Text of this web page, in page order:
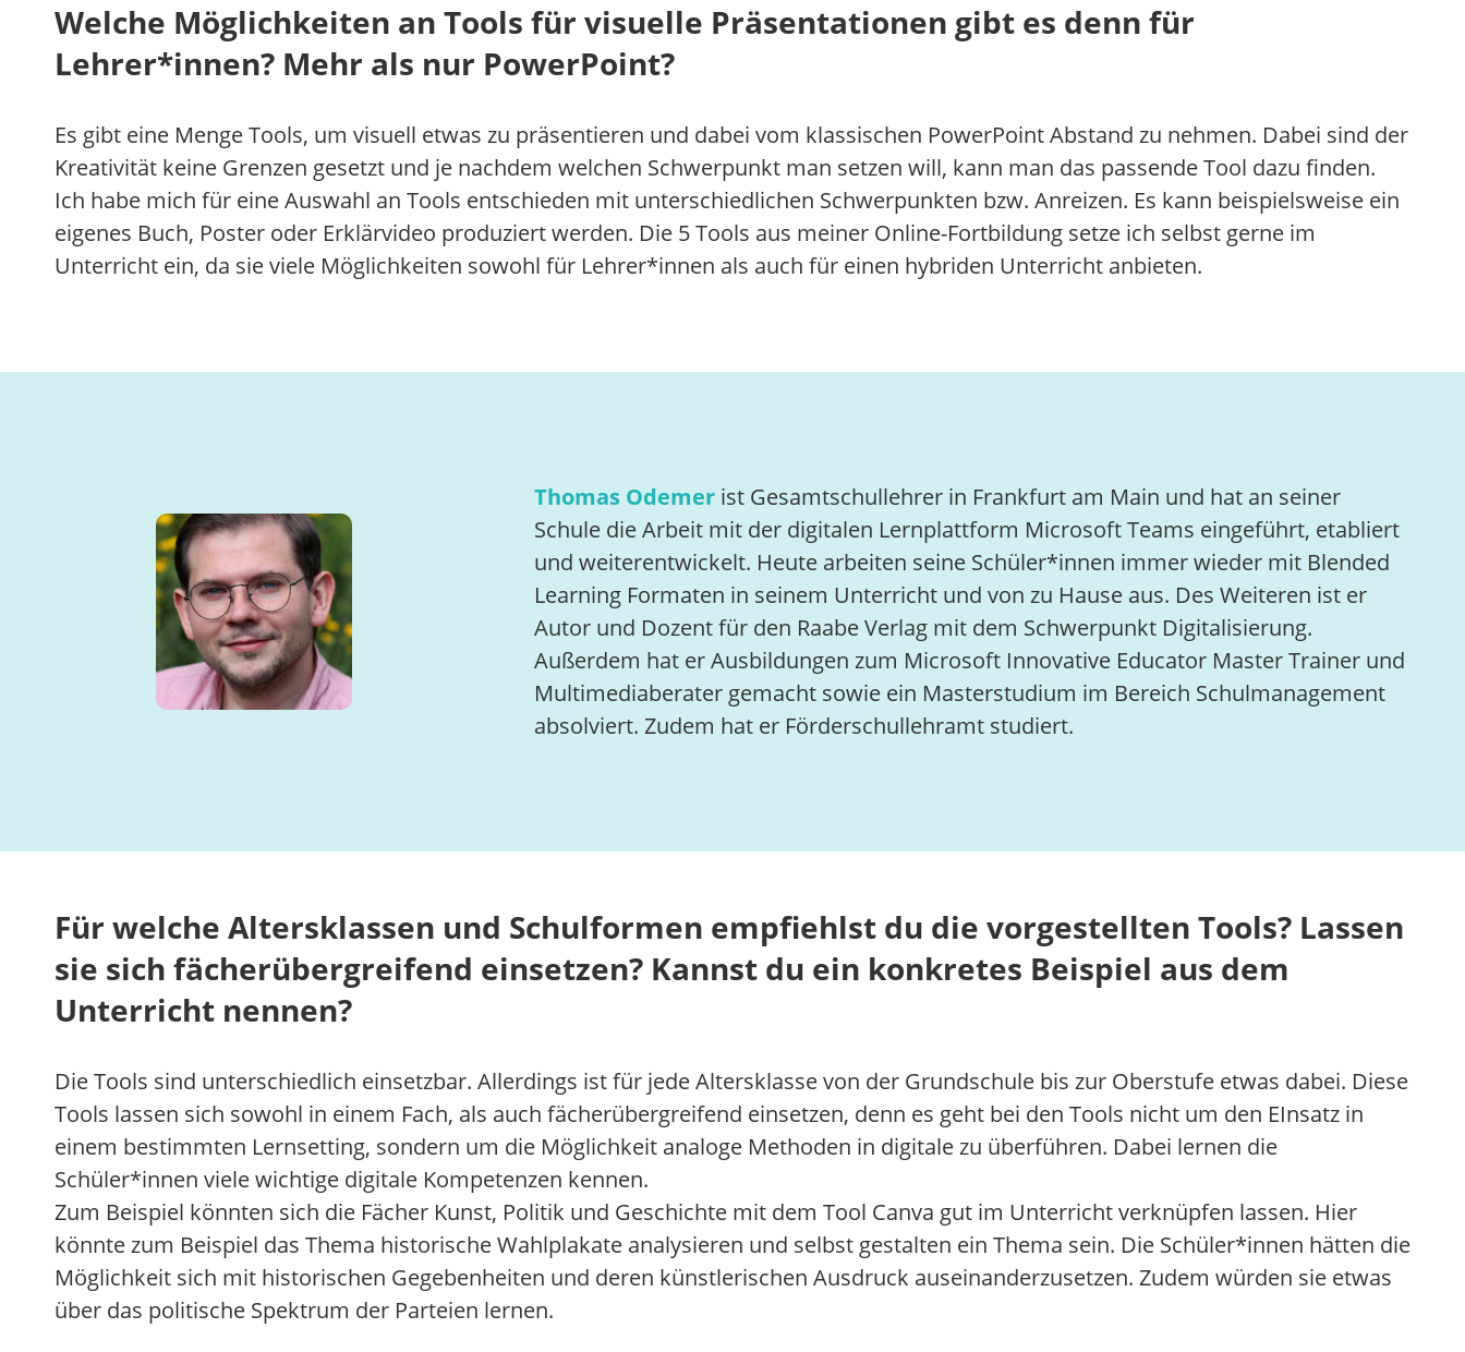
Welche Möglichkeiten an Tools für visuelle Präsentationen gibt es denn für
Lehrer*innen? Mehr als nur PowerPoint?
Es gibt eine Menge Tools, um visuell etwas zu präsentieren und dabei vom klassischen PowerPoint Abstand zu nehmen. Dabei sind der
Kreativität keine Grenzen gesetzt und je nachdem welchen Schwerpunkt man setzen will, kann man das passende Tool dazu finden.
Ich habe mich für eine Auswahl an Tools entschieden mit unterschiedlichen Schwerpunkten bzw. Anreizen. Es kann beispielsweise ein
eigenes Buch, Poster oder Erklärvideo produziert werden. Die 5 Tools aus meiner Online-Fortbildung setze ich selbst gerne im
Unterricht ein, da sie viele Möglichkeiten sowohl für Lehrer*innen als auch für einen hybriden Unterricht anbieten.
Thomas Odemer ist Gesamtschullehrer in Frankfurt am Main und hat an seiner
Schule die Arbeit mit der digitalen Lernplattform Microsoft Teams eingeführt, etabliert
und weiterentwickelt. Heute arbeiten seine Schüler*innen immer wieder mit Blended
Learning Formaten in seinem Unterricht und von zu Hause aus. Des Weiteren ist er
Autor und Dozent für den Raabe Verlag mit dem Schwerpunkt Digitalisierung.
Außerdem hat er Ausbildungen zum Microsoft Innovative Educator Master Trainer und
Multimediaberater gemacht sowie ein Masterstudium im Bereich Schulmanagement
absolviert. Zudem hat er Förderschullehramt studiert.
Für welche Altersklassen und Schulformen empfiehlst du die vorgestellten Tools? Lassen
sie sich fächerübergreifend einsetzen? Kannst du ein konkretes Beispiel aus dem
Unterricht nennen?
Die Tools sind unterschiedlich einsetzbar. Allerdings ist für jede Altersklasse von der Grundschule bis zur Oberstufe etwas dabei. Diese
Tools lassen sich sowohl in einem Fach, als auch fächerübergreifend einsetzen, denn es geht bei den Tools nicht um den EInsatz in
einem bestimmten Lernsetting, sondern um die Möglichkeit analoge Methoden in digitale zu überführen. Dabei lernen die
Schüler*innen viele wichtige digitale Kompetenzen kennen.
Zum Beispiel könnten sich die Fächer Kunst, Politik und Geschichte mit dem Tool Canva gut im Unterricht verknüpfen lassen. Hier
könnte zum Beispiel das Thema historische Wahlplakate analysieren und selbst gestalten ein Thema sein. Die Schüler*innen hätten die
Möglichkeit sich mit historischen Gegebenheiten und deren künstlerischen Ausdruck auseinanderzusetzen. Zudem würden sie etwas
über das politische Spektrum der Parteien lernen.